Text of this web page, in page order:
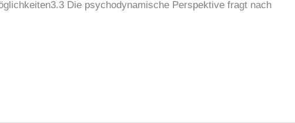
Die psychodynamische Perspektive fragt nach